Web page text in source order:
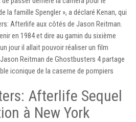
la famille Spengler », a déclaré Kenan, qui
Afterlife aux côtés de Jason Reitman.
en 1984 et dire au gamin du sixième
jour il allait pouvoir réaliser un film
Reitman de Ghostbusters 4 partage
iconique de la caserne de pompiers
Afterlife Sequel
à New York